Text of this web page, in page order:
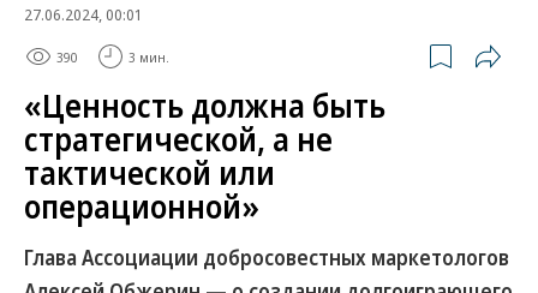
27.06.2024, 00:01
390 3 мин.
«Ценность должна быть
стратегической, а не
тактической или
операционной»
Глава Ассоциации добросовестных маркетологов